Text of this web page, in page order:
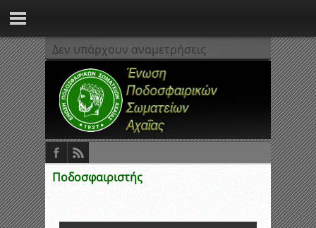
Δεν υπάρχουν αναμετρήσεις
Ποδοσφαιριστής